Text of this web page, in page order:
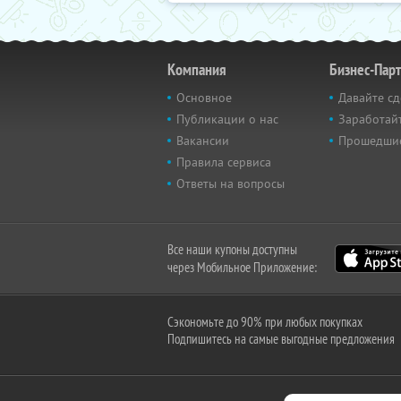
Компания
Основное
Публикации о нас
Вакансии
Правила сервиса
Ответы на вопросы
Бизнес-
Давайте
Все наши купоны доступны
через Мобильное Приложение:
Сэкономьте до 90% при любых покупках
Подпишитесь на самые выгодные предложения